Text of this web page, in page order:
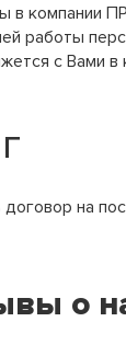
в компании
работы
с Вами в
на
о